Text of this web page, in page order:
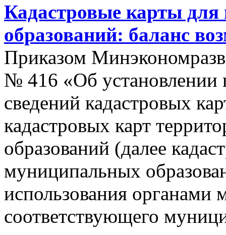
Кадастровые карты
образований: баланс
Приказом
№ 416 «Об установлении
сведений кадастровых
кадастровых карт
образований (далее
муниципальных
использования органами
соответствующего